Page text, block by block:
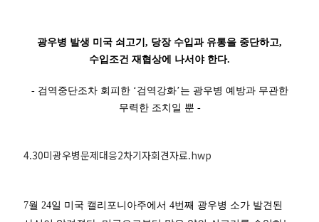
광우병 발생 미국 쇠고기, 당장 수입과 유통을 중단하고,
수입조건 재협상에 나서야 한다.
- 검역중단조차 회피한 ‘검역강화’는 광우병 예방과 무관한
무력한 조치일 뿐 -
4.30미광우병문제대응2차기자회견자료.hwp
7월 24일 미국 캘리포니아주에서 4번째 광우병 소가 발견된